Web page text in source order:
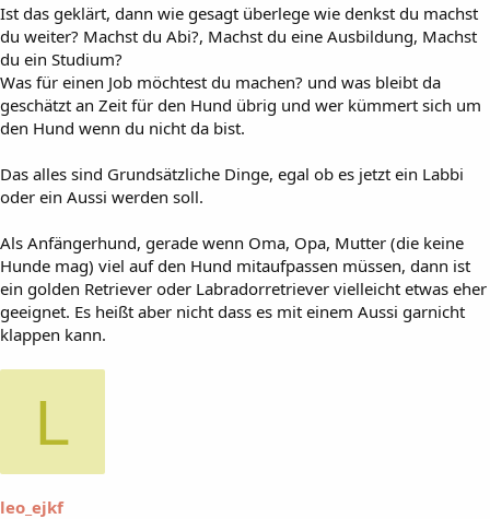
Ist das geklärt, dann wie gesagt überlege wie denkst du machst
du weiter? Machst du Abi?, Machst du eine Ausbildung, Machst
du ein Studium?
Was für einen Job möchtest du machen? und was bleibt da
geschätzt an Zeit für den Hund übrig und wer kümmert sich um
den Hund wenn du nicht da bist.
Das alles sind Grundsätzliche Dinge, egal ob es jetzt ein Labbi
oder ein Aussi werden soll.
Als Anfängerhund, gerade wenn Oma, Opa, Mutter (die keine
Hunde mag) viel auf den Hund mitaufpassen müssen, dann ist
ein golden Retriever oder Labradorretriever vielleicht etwas eher
geeignet. Es heißt aber nicht dass es mit einem Aussi garnicht
klappen kann.
L
leo_ejkf